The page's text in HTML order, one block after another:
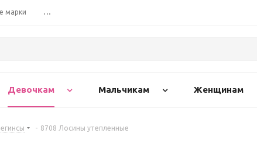
марки ...
Девочкам Мальчикам Женщинам
- 8708 Лосины утепленные